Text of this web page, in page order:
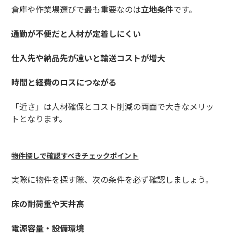
倉庫や作業場選びで最も重要なのは立地条件です。
通勤が不便だと人材が定着しにくい
仕入先や納品先が遠いと輸送コストが増大
時間と経費のロスにつながる
「近さ」は人材確保とコスト削減の両面で大きなメリッ
トとなります。
物件探しで確認すべきチェックポイント
実際に物件を探す際、次の条件を必ず確認しましょう。
床の耐荷重や天井高
電源容量・設備環境